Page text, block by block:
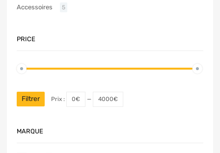
Accessoires 5
PRICE
Filtrer Prix : 0€ — 4000€
MARQUE